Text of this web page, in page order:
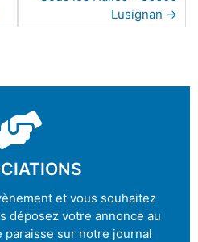
Lusignan
et vous souhaitez
déposez votre annonce au
sur notre journal